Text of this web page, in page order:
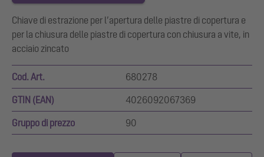
Chiave di estrazione per l’apertura delle piastre di copertura e
per la chiusura delle piastre di copertura con chiusura a vite, in
acciaio zincato
Cod. Art. 680278
GTIN (EAN) 4026092067369
Gruppo di prezzo 90